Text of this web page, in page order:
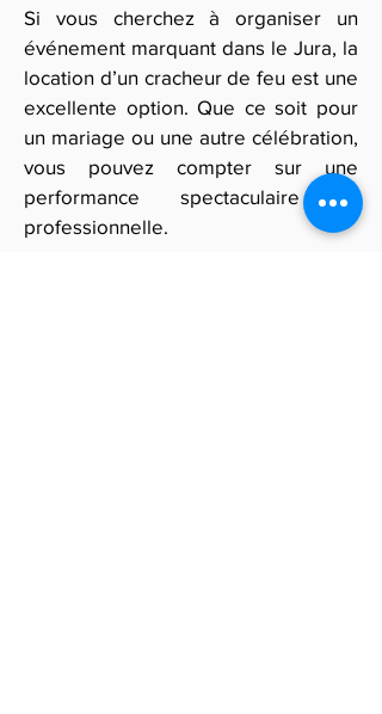
Si vous cherchez à organiser un
événement marquant dans le Jura, la
location d’un cracheur de feu est une
excellente option. Que ce soit pour
un mariage ou une autre célébration,
vous pouvez compter sur une
performance spectaculaire et
professionnelle.